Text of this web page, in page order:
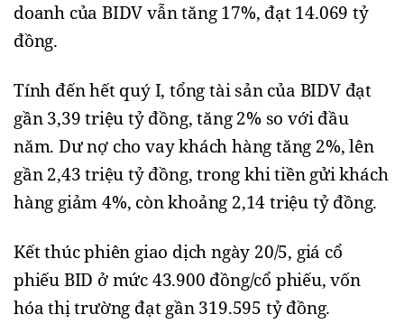
doanh của BIDV vẫn tăng 17%, đạt 14.069 tỷ
đồng.
Tính đến hết quý I, tổng tài sản của BIDV đạt
gần 3,39 triệu tỷ đồng, tăng 2% so với đầu
năm. Dư nợ cho vay khách hàng tăng 2%, lên
gần 2,43 triệu tỷ đồng, trong khi tiền gửi khách
hàng giảm 4%, còn khoảng 2,14 triệu tỷ đồng.
Kết thúc phiên giao dịch ngày 20/5, giá cổ
phiếu BID ở mức 43.900 đồng/cổ phiếu, vốn
hóa thị trường đạt gần 319.595 tỷ đồng.